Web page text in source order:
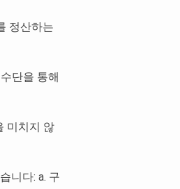
정산하는
단을 통해
미치지 않
니다: a. 구